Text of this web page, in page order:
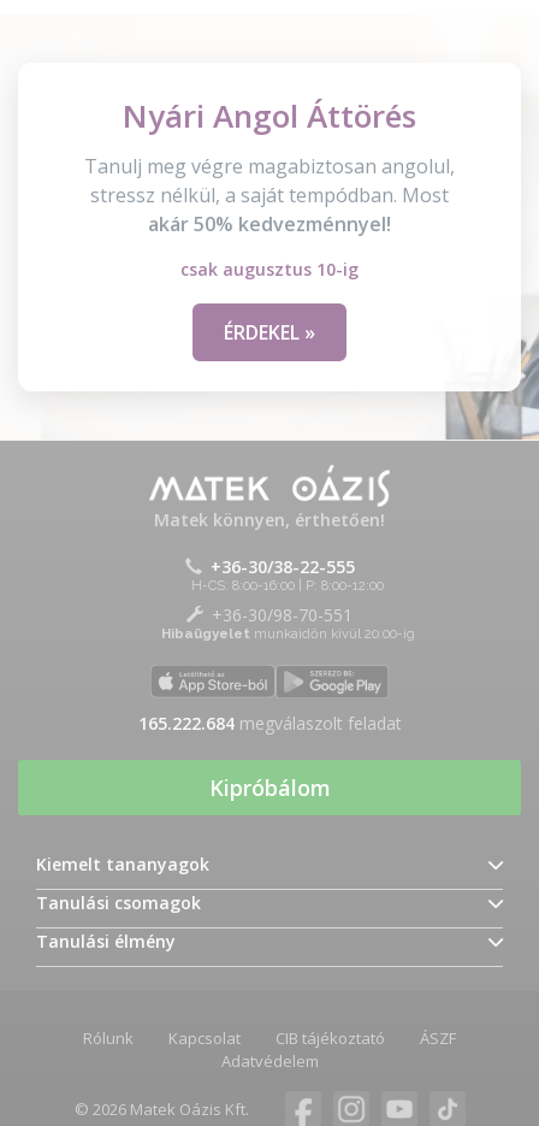
Nyári Angol Áttörés
Tanulj meg végre magabiztosan angolul,
stressz nélkül, a saját tempódban. Most
akár 50% kedvezménnyel!
csak augusztus 10-ig
ÉRDEKEL »
Matek könnyen, érthetően!
+36-30/38-22-555
H-CS: 8:00-16:00 | P: 8:00-12:00
+36-30/98-70-551
Hibaügyelet munkaidőn kívül 20:00-ig
165.222.684megválaszolt feladat
Kipróbálom
Kiemelt tananyagok
Tanulási csomagok
Tanulási élmény
Rólunk Kapcsolat CIB tájékoztató
ÁSZF
Adatvédelem
© 2026 Matek Oázis Kft.